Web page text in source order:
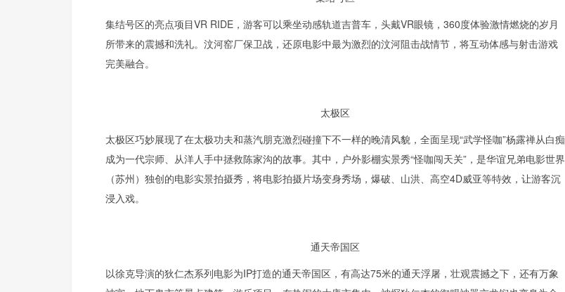
集结号区的亮点项目VR RIDE，游客可以乘坐动感轨道吉普车，头戴VR眼镜，360度体验激情燃烧的岁月
所带来的震撼和洗礼。汶河窑厂保卫战，还原电影中最为激烈的汶河阻击战情节，将互动体感与射击游戏
完美融合。
太极区
太极区巧妙展现了在太极功夫和蒸汽朋克激烈碰撞下不一样的晚清风貌，全面呈现“武学怪咖”杨露禅从白痴
成为一代宗师、从洋人手中拯救陈家沟的故事。其中，户外影棚实景秀“怪咖闯天关”，是华谊兄弟电影世界
（苏州）独创的电影实景拍摄秀，将电影拍摄片场变身秀场，爆破、山洪、高空4D威亚等特效，让游客沉
浸入戏。
通天帝国区
以徐克导演的狄仁杰系列电影为IP打造的通天帝国区，有高达75米的通天浮屠，壮观震撼之下，还有万象